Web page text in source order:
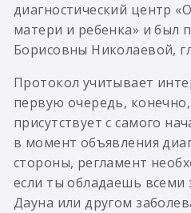
диагностический центр
матери и ребенка» и был
Борисовны Николаевой,
Протокол учитывает
первую очередь,
присутствует с самого
в момент объявления
стороны, регламент
если ты обладаешь
Дауна или другом